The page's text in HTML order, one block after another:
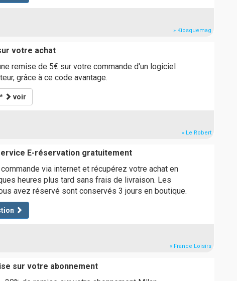
» Kiosquemag
votre achat
remise de 5€ sur votre commande d'un logiciel
grâce à ce code avantage.
voir
» Le Robert
E-réservation gratuitement
via internet et récupérez votre achat en
heures plus tard sans frais de livraison. Les
avez réservé sont conservés 3 jours en boutique.
» France Loisirs
sur votre abonnement